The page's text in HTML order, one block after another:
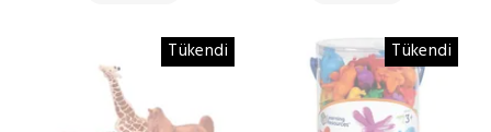
Tükendi Tükendi